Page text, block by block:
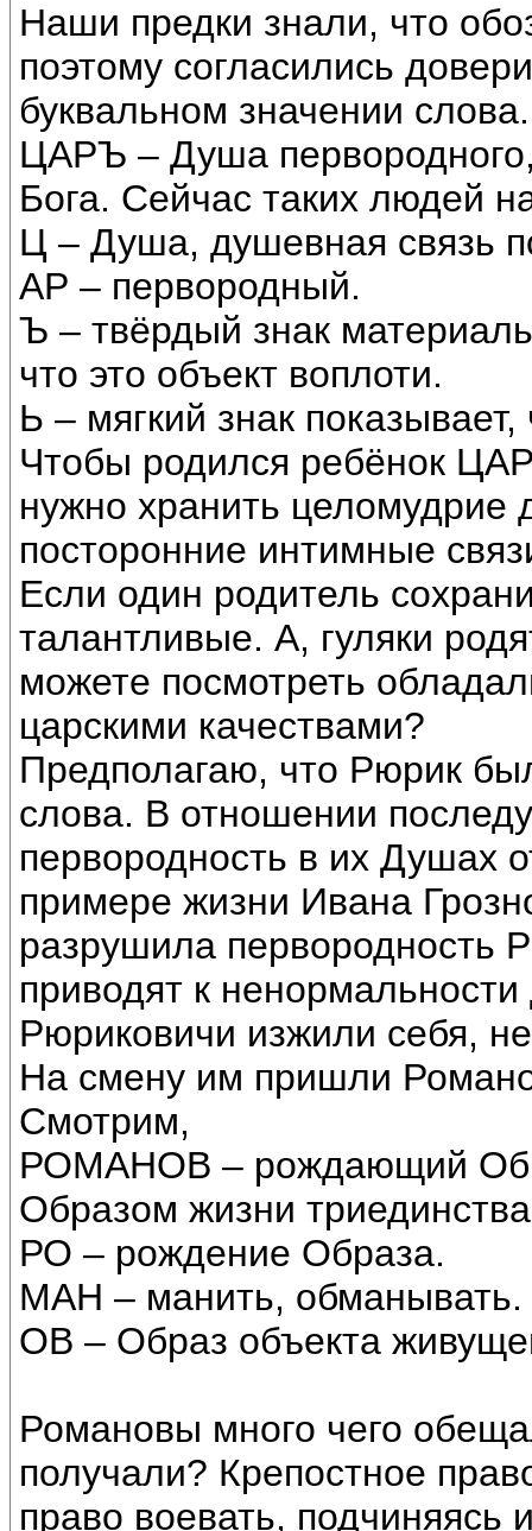
Наши предки знали, что
поэтому согласились
буквальном значении
ЦАРЪ – Душа
Бога. Сейчас таких
Ц – Душа, душевная связь
АР – первородный.
Ъ – твёрдый знак
что это объект воплоти.
Ь – мягкий знак
Чтобы родился ребёнок
нужно хранить целомудрие
посторонние интимные
Если один родитель
талантливые. А, гуляки
можете посмотреть
царскими качествами?
Предполагаю, что Рюрик
слова. В отношении
первородность в их Душах
примере жизни Ивана
разрушила первородность
приводят к
Рюриковичи изжили себя,
На смену им пришли
Смотрим,
РОМАНОВ – рождающий
Образом жизни
РО – рождение Образа.
МАН – манить, обманывать.
ОВ – Образ объекта
Романовы много чего
получали? Крепостное
право воевать, подчиняясь